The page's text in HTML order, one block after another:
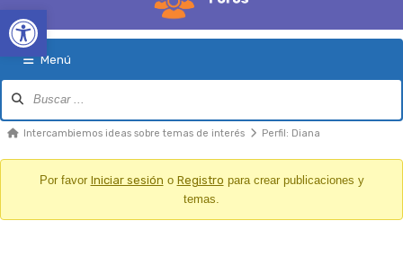
Open toolbar
Menú
Foro
MigajasIntercambiemos ideas sobre temas de interés Perfil: Diana
Por favor Iniciar sesión o Registro para crear publicaciones y
temas.